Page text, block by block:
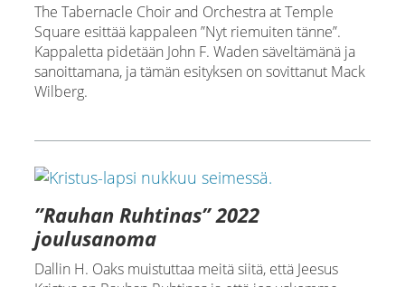
The Tabernacle Choir and Orchestra at Temple
Square esittää kappaleen ”Nyt riemuiten tänne”.
Kappaletta pidetään John F. Waden säveltämänä ja
sanoittamana, ja tämän esityksen on sovittanut Mack
Wilberg.
”Rauhan Ruhtinas” 2022
joulusanoma
Dallin H. Oaks muistuttaa meitä siitä, että Jeesus